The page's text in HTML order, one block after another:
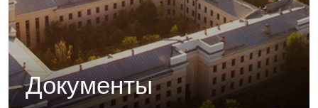
Документы